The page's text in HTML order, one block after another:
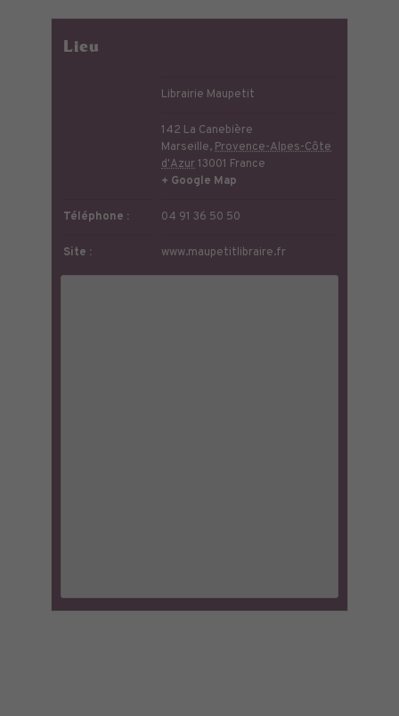
Lieu
Librairie Maupetit
142 La Canebière
Marseille, Provence-Alpes-Côte
d'Azur13001 France
+ Google Map
Téléphone : 04 91 36 50 50
Site : www.maupetitlibraire.fr